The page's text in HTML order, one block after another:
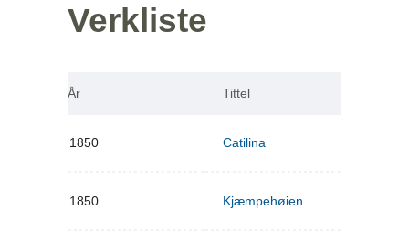
Verkliste
År Tittel
1850 Catilina
1850 Kjæmpehøien